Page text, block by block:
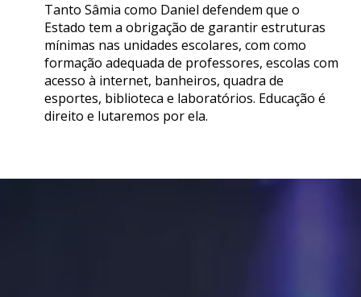
Tanto Sâmia como Daniel defendem que o
Estado tem a obrigação de garantir estruturas
mínimas nas unidades escolares, com como
formação adequada de professores, escolas com
acesso à internet, banheiros, quadra de
esportes, biblioteca e laboratórios. Educação é
direito e lutaremos por ela.